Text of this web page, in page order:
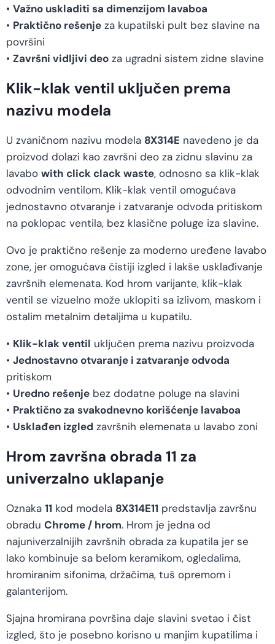
• Važno uskladiti sa dimenzijom lavaboa
• Praktično rešenje za kupatilski pult bez slavine na
površini
• Završni vidljivi deo za ugradni sistem zidne slavine
Klik-klak ventil uključen prema
nazivu modela
U zvaničnom nazivu modela 8X314E navedeno je da
proizvod dolazi kao završni deo za zidnu slavinu za
lavabo with click clack waste, odnosno sa klik-klak
odvodnim ventilom. Klik-klak ventil omogućava
jednostavno otvaranje i zatvaranje odvoda pritiskom
na poklopac ventila, bez klasične poluge iza slavine.
Ovo je praktično rešenje za moderno uređene lavabo
zone, jer omogućava čistiji izgled i lakše usklađivanje
završnih elemenata. Kod hrom varijante, klik-klak
ventil se vizuelno može uklopiti sa izlivom, maskom i
ostalim metalnim detaljima u kupatilu.
• Klik-klak ventil uključen prema nazivu proizvoda
• Jednostavno otvaranje i zatvaranje odvoda
pritiskom
• Uredno rešenje bez dodatne poluge na slavini
• Praktično za svakodnevno korišćenje lavaboa
• Usklađen izgled završnih elemenata u lavabo zoni
Hrom završna obrada 11 za
univerzalno uklapanje
Oznaka 11 kod modela 8X314E11 predstavlja završnu
obradu Chrome / hrom. Hrom je jedna od
najuniverzalnijih završnih obrada za kupatila jer se
lako kombinuje sa belom keramikom, ogledalima,
hromiranim sifonima, držačima, tuš opremom i
galanterijom.
Sjajna hromirana površina daje slavini svetao i čist
izgled, što je posebno korisno u manjim kupatilima i